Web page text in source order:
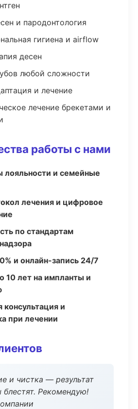
и пародонтология
гигиена и airflow
десен
любой сложности
и лечение
лечение брекетами и
работы с нами
лояльности и семейные
лечения и цифровое
по стандартам
и онлайн-запись 24/7
10 лет на импланты и
консультация и
при лечении
и чистка — результат
блестят. Рекомендую!